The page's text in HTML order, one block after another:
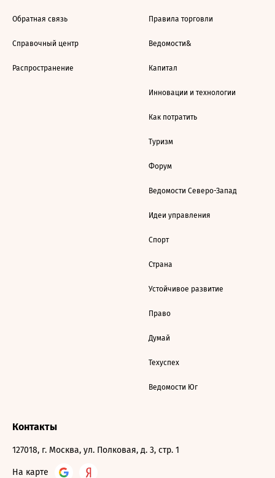
Обратная связь
Справочный центр
Распространение
Правила торговли
Ведомости&
Капитал
Инновации и технологии
Как потратить
Туризм
Форум
Ведомости Северо-Запад
Идеи управления
Спорт
Страна
Устойчивое развитие
Право
Думай
Техуспех
Ведомости Юг
Контакты
127018, г. Москва, ул. Полковая, д. 3, стр. 1
На карте